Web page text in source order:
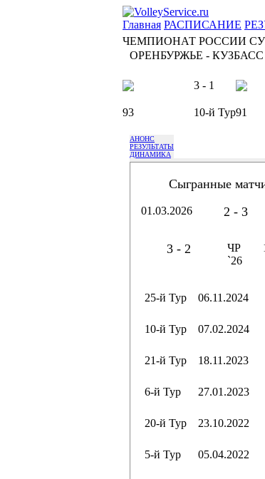
Главная РАСПИСАНИЕ
ЧЕМПИОНАТ РОССИИ
ОРЕНБУРЖЬЕ - КУЗБАСС
3 - 1
93 10-й Тур91
АНОНС
РЕЗУЛЬТАТЫ
ДИНАМИКА
Сыгранные
01.03.2026 2 - 3
3 - 2
ЧР
`26
25-й Тур
06.11.2024
10-й Тур
07.02.2024
21-й Тур
18.11.2023
6-й Тур
27.01.2023
20-й Тур
23.10.2022
5-й Тур
05.04.2022